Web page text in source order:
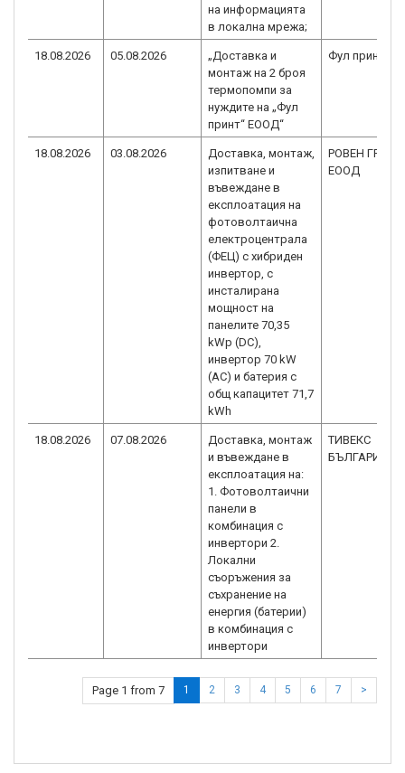
на информацията
в локална мрежа;
18.08.2026 05.08.2026
„Доставка и
монтаж на 2 броя
термопомпи за
нуждите на „Фул
принт“ ЕООД“
Фул принт
18.08.2026 03.08.2026
Доставка, монтаж,
изпитване и
въвеждане в
експлоатация на
фотоволтаична
електроцентрала
(ФЕЦ) с хибриден
инвертор, с
инсталирана
мощност на
панелите 70,35
kWp (DC),
инвертор 70 kW
(AC) и батерия с
общ капацитет 71,7
kWh
РОВЕН ГРУП
ЕООД
18.08.2026 07.08.2026
Доставка, монтаж
и въвеждане в
експлоатация на:
1. Фотоволтаични
панели в
комбинация с
инвертори 2.
Локални
съоръжения за
съхранение на
енергия (батерии)
в комбинация с
инвертори
ТИВЕКС
БЪЛГАРИЯ
Page 1 from 7 1 2 3 4 5 6 7 >